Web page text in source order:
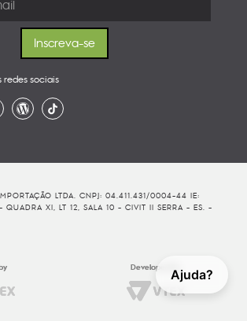
Ajuda?
redes sociais
LTDA. CNPJ: 04.411.431/0004-44 IE:
XI, LT 12, SALA 10 - CIVIT II SERRA - ES. -
Developed By